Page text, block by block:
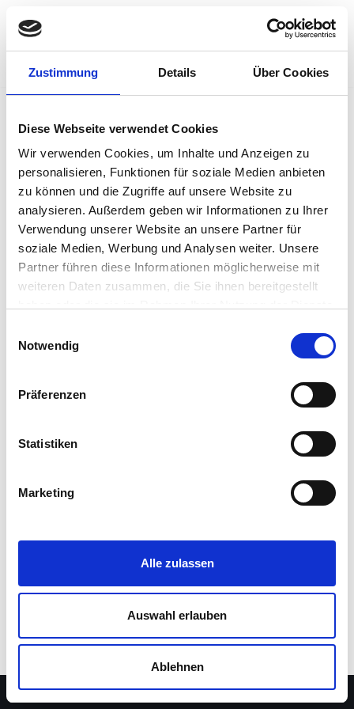
Zustimmung Details Über Cookies
Diese Webseite verwendet Cookies
Wir verwenden Cookies, um Inhalte und Anzeigen zu
personalisieren, Funktionen für soziale Medien anbieten
zu können und die Zugriffe auf unsere Website zu
analysieren. Außerdem geben wir Informationen zu Ihrer
Verwendung unserer Website an unsere Partner für
soziale Medien, Werbung und Analysen weiter. Unsere
Partner führen diese Informationen möglicherweise mit
weiteren Daten zusammen, die Sie ihnen bereitgestellt
Notwendig
Präferenzen
Statistiken
Marketing
Alle zulassen
Auswahl erlauben
Ablehnen
Inhalt
Münchner Quintenzirkel e.V.
Mitschnitt Konzert
2024-10
Neve| Präsentiert vonWordPress